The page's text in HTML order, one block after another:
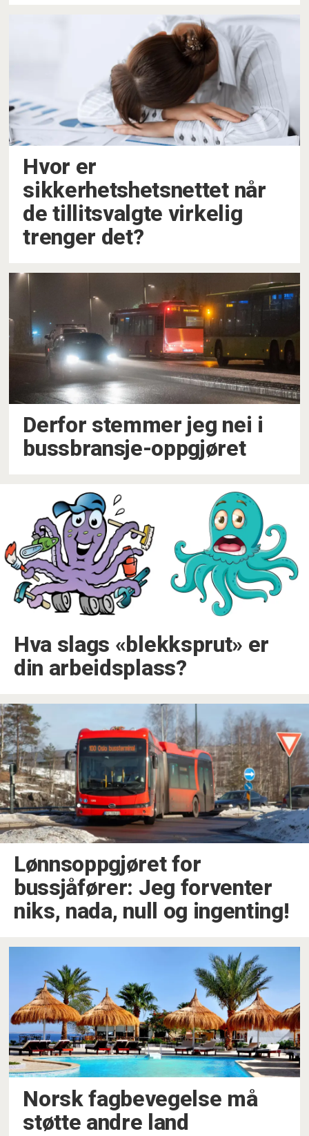
Hvor er
sikkerhetshetsnettet når
de tillitsvalgte virkelig
trenger det?
Derfor stemmer jeg nei i
bussbransje-oppgjøret
Hva slags «blekksprut» er
din arbeidsplass?
Lønnsoppgjøret for
bussjåfører: Jeg forventer
niks, nada, null og ingenting!
Norsk fagbevegelse må
støtte andre land